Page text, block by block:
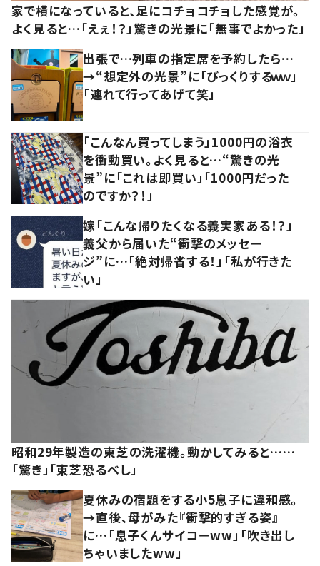
家で横になっていると、足にコチョコチョした感覚が。
よく見ると…「えぇ！？」驚きの光景に「無事でよかった」
出張で…列車の指定席を予約したら…
→“想定外の光景”に「びっくりするｗｗ」
「連れて行ってあげて笑」
「こんなん買ってしまう」1000円の浴衣
を衝動買い。よく見ると…“驚きの光
景”に「これは即買い」「1000円だった
のですか？！」
嫁「こんな帰りたくなる義実家ある！？」
義父から届いた“衝撃のメッセー
ジ”に…「絶対帰省する！」「私が行きた
い」
昭和29年製造の東芝の洗濯機。動かしてみると……
「驚き」「東芝恐るべし」
夏休みの宿題をする小5息子に違和感。
→直後、母がみた『衝撃的すぎる姿』
に…「息子くんサイコーww」「吹き出し
ちゃいましたww」